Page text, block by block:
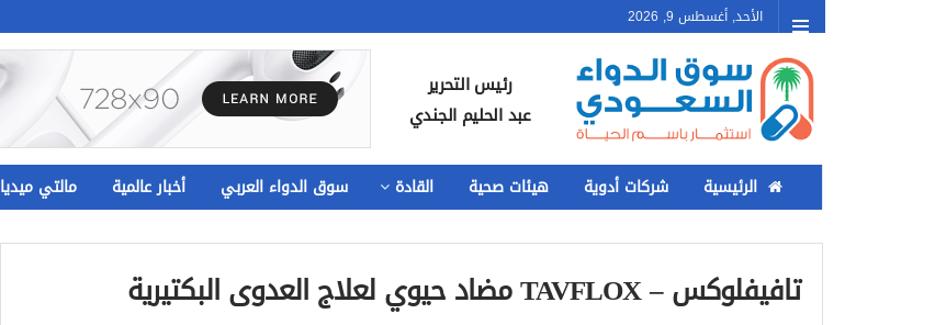
الأحد, أغسطس 9, 2026
رئيس التحرير
عبد الحليم الجندي
الرئيسية شركات أدوية هيئات صحية القادة سوق الدواء العربي أخبار عالمية مالتي ميديا
تافيفلوكس – TAVFLOX مضاد حيوي لعلاج العدوى البكتيرية